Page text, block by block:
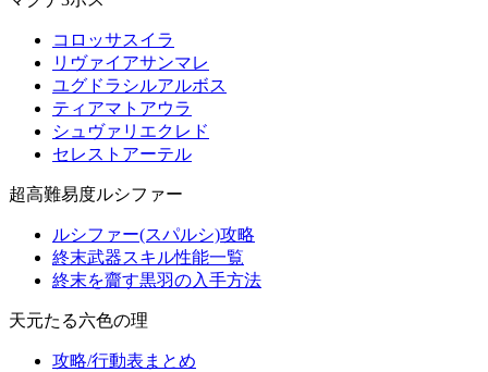
コロッサスイラ
リヴァイアサンマレ
ユグドラシルアルボス
ティアマトアウラ
シュヴァリエクレド
セレストアーテル
超高難易度ルシファー
ルシファー(スパルシ)攻略
終末武器スキル性能一覧
終末を齎す黒羽の入手方法
天元たる六色の理
攻略/行動表まとめ